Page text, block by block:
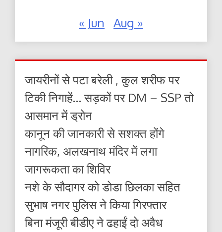
« Jun Aug »
जायरीनों से पटा बरेली , कुल शरीफ पर
टिकी निगाहें… सड़कों पर DM – SSP तो
आसमान में ड्रोन
कानून की जानकारी से सशक्त होंगे
नागरिक, अलखनाथ मंदिर में लगा
जागरूकता का शिविर
नशे के सौदागर को डोडा छिलका सहित
सुभाष नगर पुलिस ने किया गिरफ्तार
बिना मंजूरी बीडीए ने ढहाईं दो अवैध